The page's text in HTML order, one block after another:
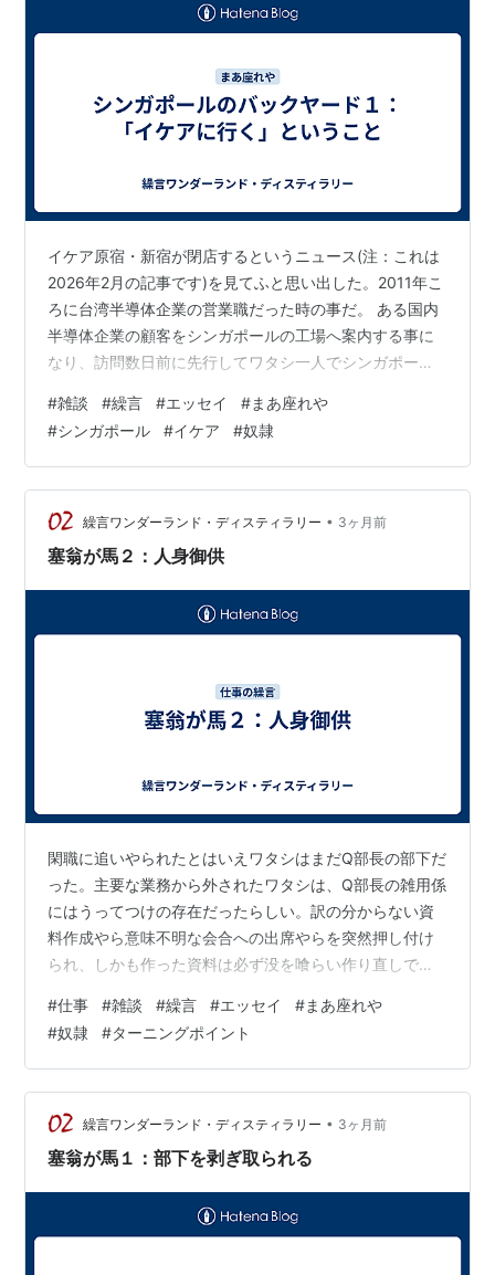
イケア原宿・新宿が閉店するというニュース(注：これは
2026年2月の記事です)を見てふと思い出した。2011年こ
ろに台湾半導体企業の営業職だった時の事だ。 ある国内
半導体企業の顧客をシンガポールの工場へ案内する事に
なり、訪問数日前に先行してワタシ一人でシンガポール
リに向かうタクシーの窓からはこれといった景色は見え
ない。そのドミトリの周りには中国風の廟があるだけで
お店など何もなく、下手すると日本のド田舎より寂しい
感じの粉っぽい殺風景な場所で降ろされた。日本のメデ
ィアで見る「華やかなシンガポール」は影も形も無い。
まぁ工業区画だからな、こんなものか。…
#雑談 #繰言 #エッセイ #まあ座れや
#シンガポール #イケア #奴隷
繰言ワンダーランド・ディスティラリー • 3ヶ月前
塞翁が馬２：人身御供
閑職に追いやられたとはいえワタシはまだQ部長の部下だ
った。主要な業務から外されたワタシは、Q部長の雑用係
にはうってつけの存在だったらしい。訳の分からない資
料作成やら意味不明な会合への出席やらを突然押し付け
られ、しかも作った資料は必ず没を喰らい作り直しで深
我慢する理由は無いハズなのだが、鬱になりかけの人間
には真っ当な判断が出来なくなるというのは本当なの
だ。当時のワタシはパキシルやリタリンで何とか動いて
いたようなものだ。 そんな状態が延々と続いたある日。
ある「変な」業務がトップからQ部長に降ってきた。それ
は会社の主流（＝出世街道）の事業とはまるでか…
#仕事 #雑談 #繰言 #エッセイ #まあ座れや
#奴隷 #ターニングポイント
繰言ワンダーランド・ディスティラリー • 3ヶ月前
塞翁が馬１：部下を剥ぎ取られる